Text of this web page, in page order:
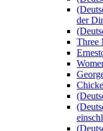
der
Three